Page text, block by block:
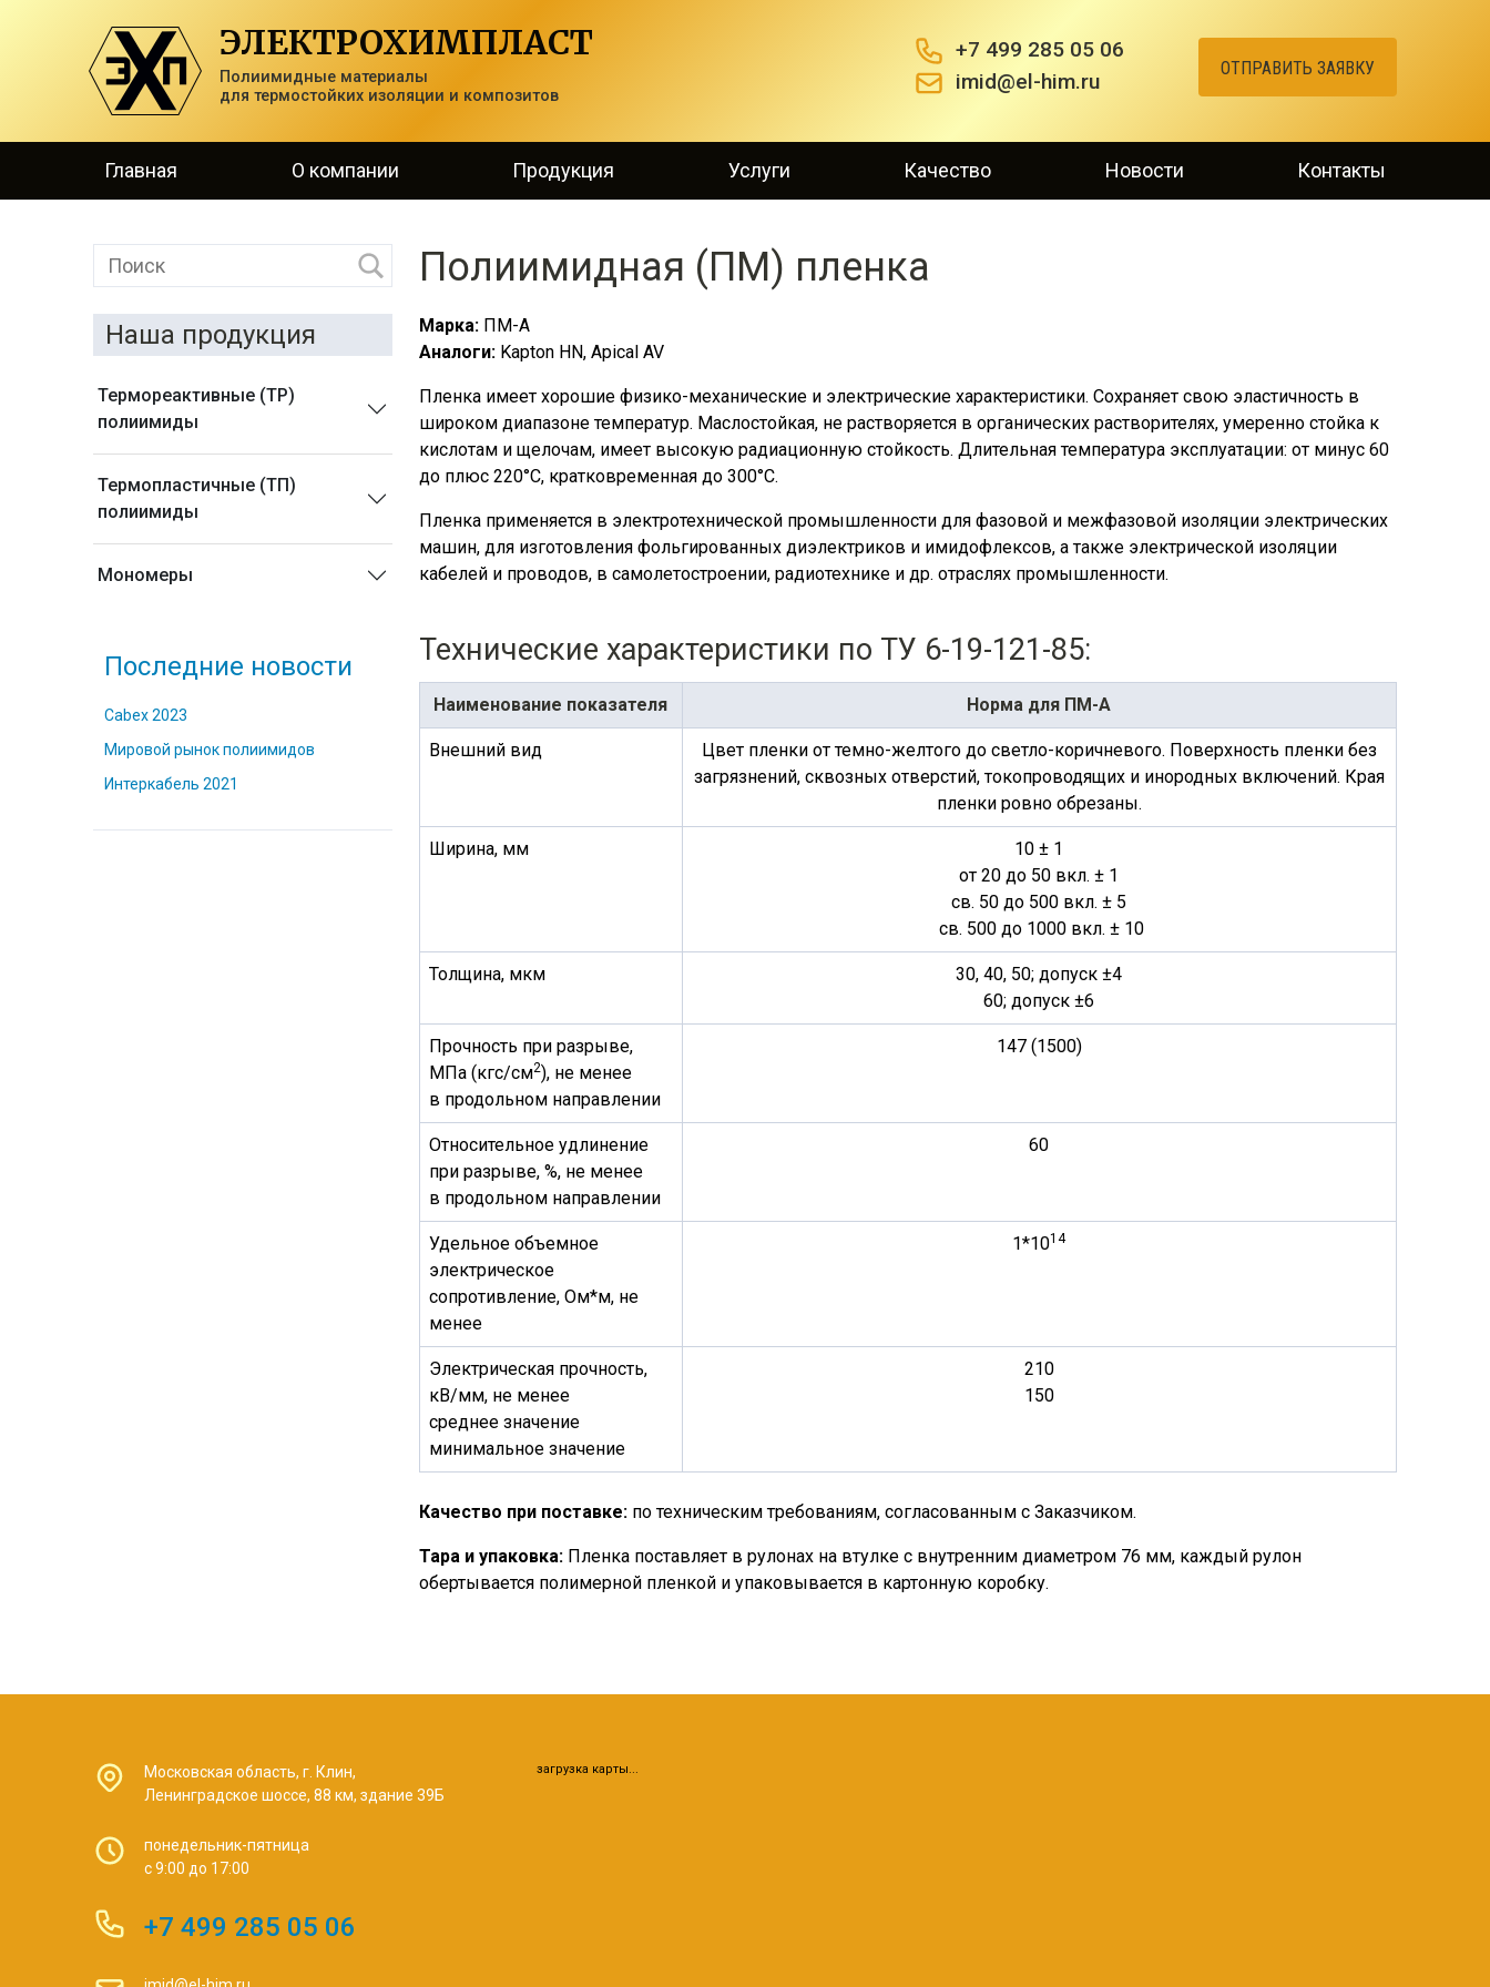
ЭЛЕКТРОХИМПЛАСТ
Полиимидные материалы
для термостойких изоляции и композитов
+7 499 285 05 06
imid@el-him.ru
ОТПРАВИТЬ ЗАЯВКУ
Главная О компании Продукция Услуги Качество Новости Контакты
Наша продукция
Термореактивные (ТР)
полиимиды
Термопластичные (ТП)
полиимиды
Мономеры
Последние новости
Cabex 2023
Мировой рынок полиимидов
Интеркабель 2021
Полиимидная (ПМ) пленка
Марка:ПМ-А
Аналоги:Kapton HN, Apical AV
Пленка имеет хорошие физико-механические и электрические характеристики. Сохраняет свою эластичность в
широком диапазоне температур. Маслостойкая, не растворяется в органических растворителях, умеренно стойка к
кислотам и щелочам, имеет высокую радиационную стойкость. Длительная температура эксплуатации: от минус 60
до плюс 220°С, кратковременная до 300°С.
Пленка применяется в электротехнической промышленности для фазовой и межфазовой изоляции электрических
машин, для изготовления фольгированных диэлектриков и имидофлексов, а также электрической изоляции
кабелей и проводов, в самолетостроении, радиотехнике и др. отраслях промышленности.
Технические характеристики по ТУ 6-19-121-85:
Наименование показателя Норма для ПМ-А
Внешний вид
Цвет пленки от темно-желтого до светло-коричневого. Поверхность пленки без
загрязнений, сквозных отверстий, токопроводящих и инородных включений. Края
пленки ровно обрезаны.
Ширина, мм
10 ± 1
от 20 до 50 вкл. ± 1
св. 50 до 500 вкл. ± 5
св. 500 до 1000 вкл. ± 10
Толщина, мкм
30, 40, 50; допуск ±4
60; допуск ±6
Прочность при разрыве,
МПа (кгс/см2), не менее
в продольном направлении
147 (1500)
Относительное удлинение
при разрыве, %, не менее
в продольном направлении
60
Удельное объемное
электрическое
сопротивление, Ом*м, не
менее
1*1014
Электрическая прочность,
кВ/мм, не менее
среднее значение
минимальное значение
210
150
Качество при поставке:по техническим требованиям, согласованным с Заказчиком.
Тара и упаковка:Пленка поставляет в рулонах на втулке с внутренним диаметром 76 мм, каждый рулон
обертывается полимерной пленкой и упаковывается в картонную коробку.
Московская область, г. Клин,
Ленинградское шоссе, 88 км, здание 39Б
понедельник-пятница
с 9:00 до 17:00
+7 499 285 05 06
загрузка карты...